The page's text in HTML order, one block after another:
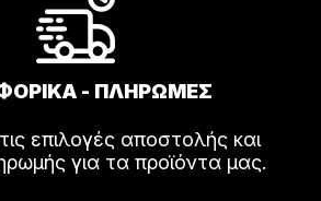
- ΠΛΗΡΩΜΕΣ
επιλογές αποστολής και
για τα προϊόντα μας.